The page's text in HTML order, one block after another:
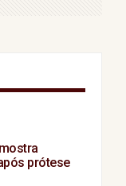
prótese